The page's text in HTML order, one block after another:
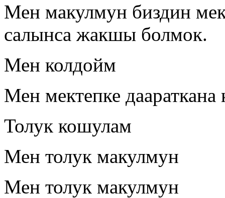
Мен макулмун биздин
салынса жакшы болмок.
Мен колдойм
Мен мектепке
Толук кошулам
Мен толук макулмун
Мен толук макулмун